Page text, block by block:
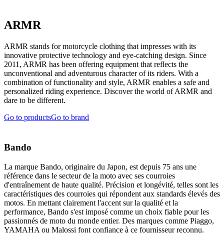
ARMR
ARMR stands for motorcycle clothing that impresses with its
innovative protective technology and eye-catching design. Since
2011, ARMR has been offering equipment that reflects the
unconventional and adventurous character of its riders. With a
combination of functionality and style, ARMR enables a safe and
personalized riding experience. Discover the world of ARMR and
dare to be different.
Go to productsGo to brand
Bando
La marque Bando, originaire du Japon, est depuis 75 ans une
référence dans le secteur de la moto avec ses courroies
d'entraînement de haute qualité. Précision et longévité, telles sont les
caractéristiques des courroies qui répondent aux standards élevés des
motos. En mettant clairement l'accent sur la qualité et la
performance, Bando s'est imposé comme un choix fiable pour les
passionnés de moto du monde entier. Des marques comme Piaggo,
YAMAHA ou Malossi font confiance à ce fournisseur reconnu.